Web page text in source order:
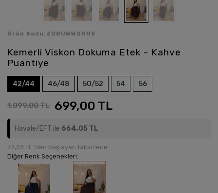
Ürün Kodu: ZDBUWWQROV
Kemerli Viskon Dokuma Etek - Kahve
Puantiye
42/44 46/48 50/52 54 56
1.099,00 TL 699,00 TL
Havale/EFT ile 664,05 TL
72,23 TL 'den başlayan taksitlerle
Diğer Renk Seçenekleri: